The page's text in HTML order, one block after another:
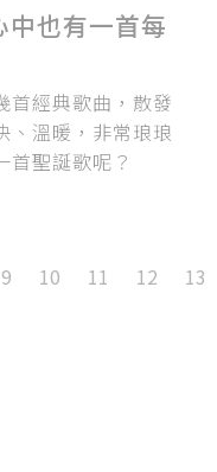
也有一首每
首經典歌曲，散發
、溫暖，非常琅琅
首聖誕歌呢？
9 10 11 12 13